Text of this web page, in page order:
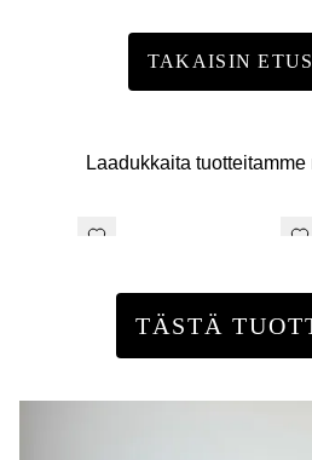
TAKAISIN
Laadukkaita
TÄSTÄ